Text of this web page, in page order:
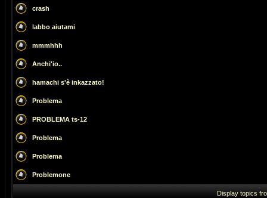
crash
labbo aiutami
mmmhhh
Anchi'io..
hamachi s'è inkazzato!
Problema
PROBLEMA ts-12
Problema
Problema
Problemone
Display topics